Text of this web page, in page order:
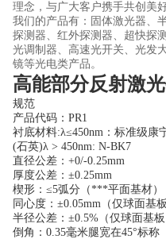
理念，与广大客户携手共创美
我们的产品有：固体激光器、
探测器、红外探测器、超快探
光调制器、高速光开关、光发
镜等光电类产品。
高能部分反射激
规范
产品代码：PR1
衬底材料:λ≤450nm：标准级康
(石英)λ > 450nm: N-BK7
直径公差：+0/-0.25mm
厚度公差：±0.25mm
楔形：≤5弧分（***平面基材）
同心度：±0.05mm（仅球面基板
半径公差：±0.5%（仅球面基板
倒角：0.35毫米腿宽在45°标称